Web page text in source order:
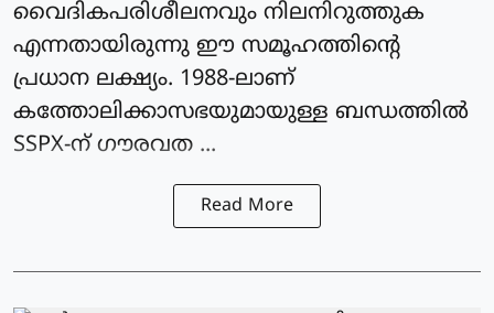
വൈദികപരിശീലനവും നിലനിറുത്തുക
എന്നതായിരുന്നു ഈ സമൂഹത്തിന്റെ
പ്രധാന ലക്ഷ്യം. 1988-ലാണ്
കത്തോലിക്കാസഭയുമായുള്ള ബന്ധത്തിൽ
SSPX-ന് ഗൗരവത ...
Read More